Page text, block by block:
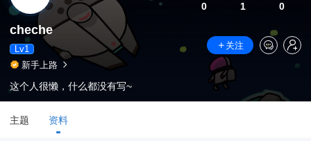
0
1
0
cheche
Lv1
关注
新手上路
这个人很懒，什么都没有写~
主题 资料